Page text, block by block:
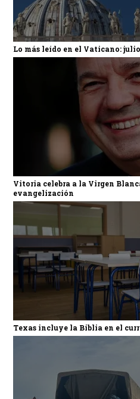
Lo más leído en el Vaticano:
Vitoria celebra a la Virgen
evangelización
Texas incluye la Biblia en el